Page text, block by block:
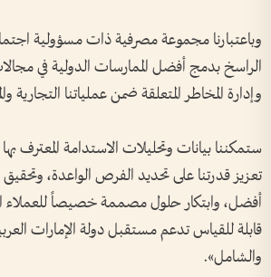
وباعتبارنا مجموعة مصرفية ذات مسؤولية
الراسخ بدمج أفضل الممارسات الدولية في
وإدارة المخاطر المتعلقة ضمن عملياتنا التجارية
ستمكننا بيانات وتحليلات الاستدامة المعترف
تعزيز قدرتنا على تحديد الفرص الواعدة،
أفضل، وابتكار حلول مصممة خصيصاً للعملاء
قابلة للقياس تدعم مستقبل دولة الإمارات
والشامل».